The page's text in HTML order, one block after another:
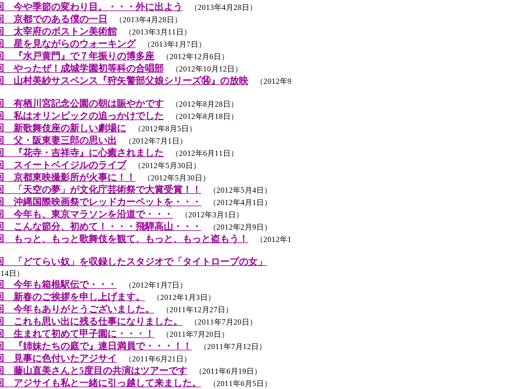
今や季節の変わり目。・・・外に出よう （2013年4月28日）
京都でのある僕の一日 （2013年4月28日）
太宰府のボストン美術館 （2013年3月11日）
星を見ながらのウォーキング （2013年1月7日）
『水戸黄門』で７年振りの博多座 （2012年12月6日）
やったぜ！成城学園初等科の合唱部 （2012年10月12日）
山村美紗サスペンス『狩矢警部父娘シリーズ⑭』の放映 （2012年9
有栖川宮記念公園の朝は賑やかです （2012年8月28日）
私はオリンピックの追っかけでした （2012年8月18日）
新歌舞伎座の新しい劇場に （2012年8月5日）
父・阪東妻三郎の思い出 （2012年7月1日）
『花寺・吉祥寺』に心癒されました （2012年6月11日）
スイートベイジルのライブ （2012年5月30日）
京都東映撮影所が火事に！！ （2012年5月30日）
「天空の夢」が文化庁芸術祭で大賞受賞！！ （2012年5月4日）
沖縄国際映画祭でレッドカーペットを・・・ （2012年4月1日）
今年も、東京マラソンを沿道で・・・ （2012年3月1日）
こんな節分、初めて！・・・飛騨高山・・・ （2012年2月9日）
もっと、もっと歌舞伎を観て、もっと、もっと盗もう！
（2012年1
「どてらい奴」を収録したスタジオで「タイトロープの女」
日）
今年も箱根駅伝で・・・ （2012年1月7日）
新春のご挨拶を申し上げます。 （2012年1月3日）
今年もありがとうございました。 （2011年12月27日）
これも思い出に残る仕事になりました。 （2011年7月20日）
生まれて初めて甲子園に・・・！ （2011年7月20日）
『姉妹たちの庭で』連日満員で・・・！！ （2011年7月12日）
見事に色付いたアジサイ （2011年6月21日）
藤山直美さんと5度目の共演はツアーです （2011年6月19日）
アジサイも私と一緒に引っ越して来ました。 （2011年6月5日）